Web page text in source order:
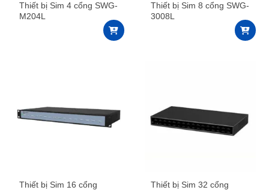
Thiết bị Sim 4 cổng SWG-
M204L
Thiết bị Sim 8 cổng SWG-
3008L
Thiết bị Sim 16 cổng
Thiết bị Sim 32 cổng